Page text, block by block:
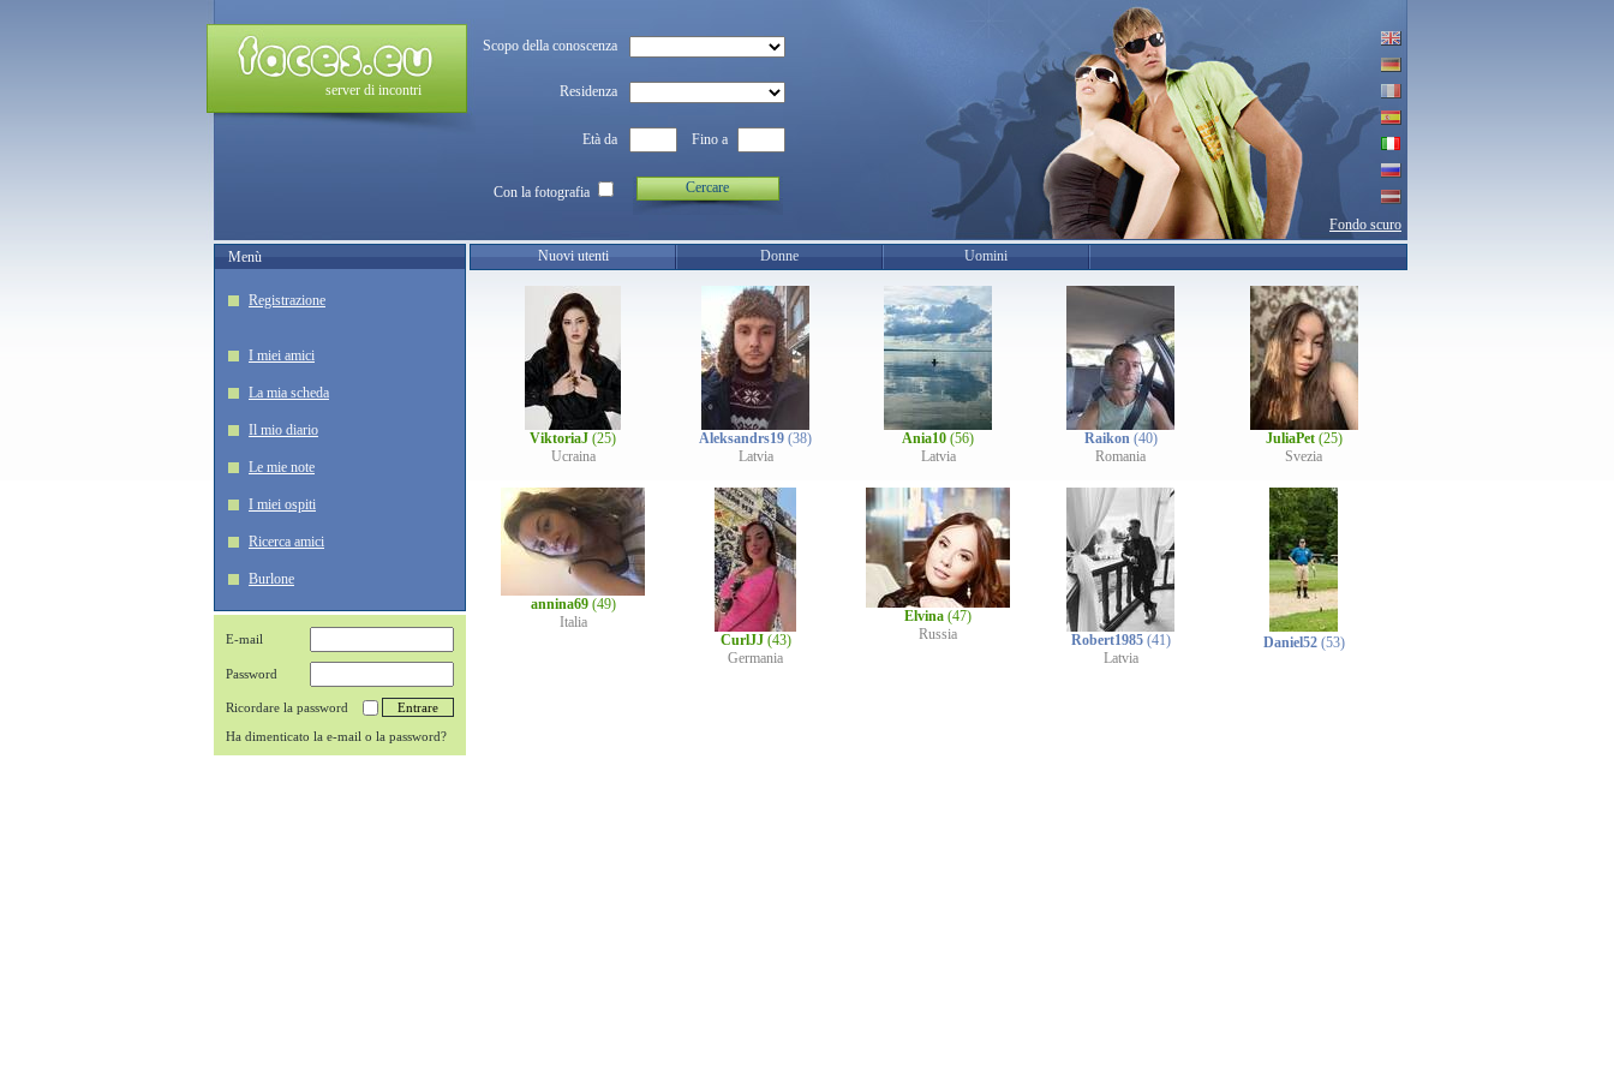
server di incontri
Scopo della conoscenza
Residenza
Età da Fino a
Con la fotografia Cercare
Fondo scuro
Menù
Registrazione
I miei amici
La mia scheda
Il mio diario
Le mie note
I miei ospiti
Ricerca amici
Burlone
E-mail
Password
Ricordare la password
Ha dimenticato la e-mail o la password?
Nuovi utenti Donne Uomini
ViktoriaJ (25)
Ucraina
Aleksandrs19 (38)
Latvia
Ania10 (56)
Latvia
Raikon(40)
Romania
JuliaPet(25)
Svezia
annina69(49)
Italia
CurlJJ(43)
Germania
Elvina (47)
Russia
Robert1985(41)
Latvia
Daniel52(53)